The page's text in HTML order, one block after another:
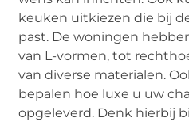
keuken uitkiezen die bij
past. De woningen
van L-vormen, tot
van diverse materialen.
bepalen hoe luxe u uw
opgeleverd. Denk hierbij